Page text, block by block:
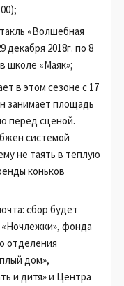
«Волшебная
декабря 2018г. по 8
школе «Маяк»;
в этом сезоне с 17
занимает площадь
перед сценой.
системой
не таять в теплую
коньков
сбор будет
фонда
отделения
дом»,
и дитя» и Центра